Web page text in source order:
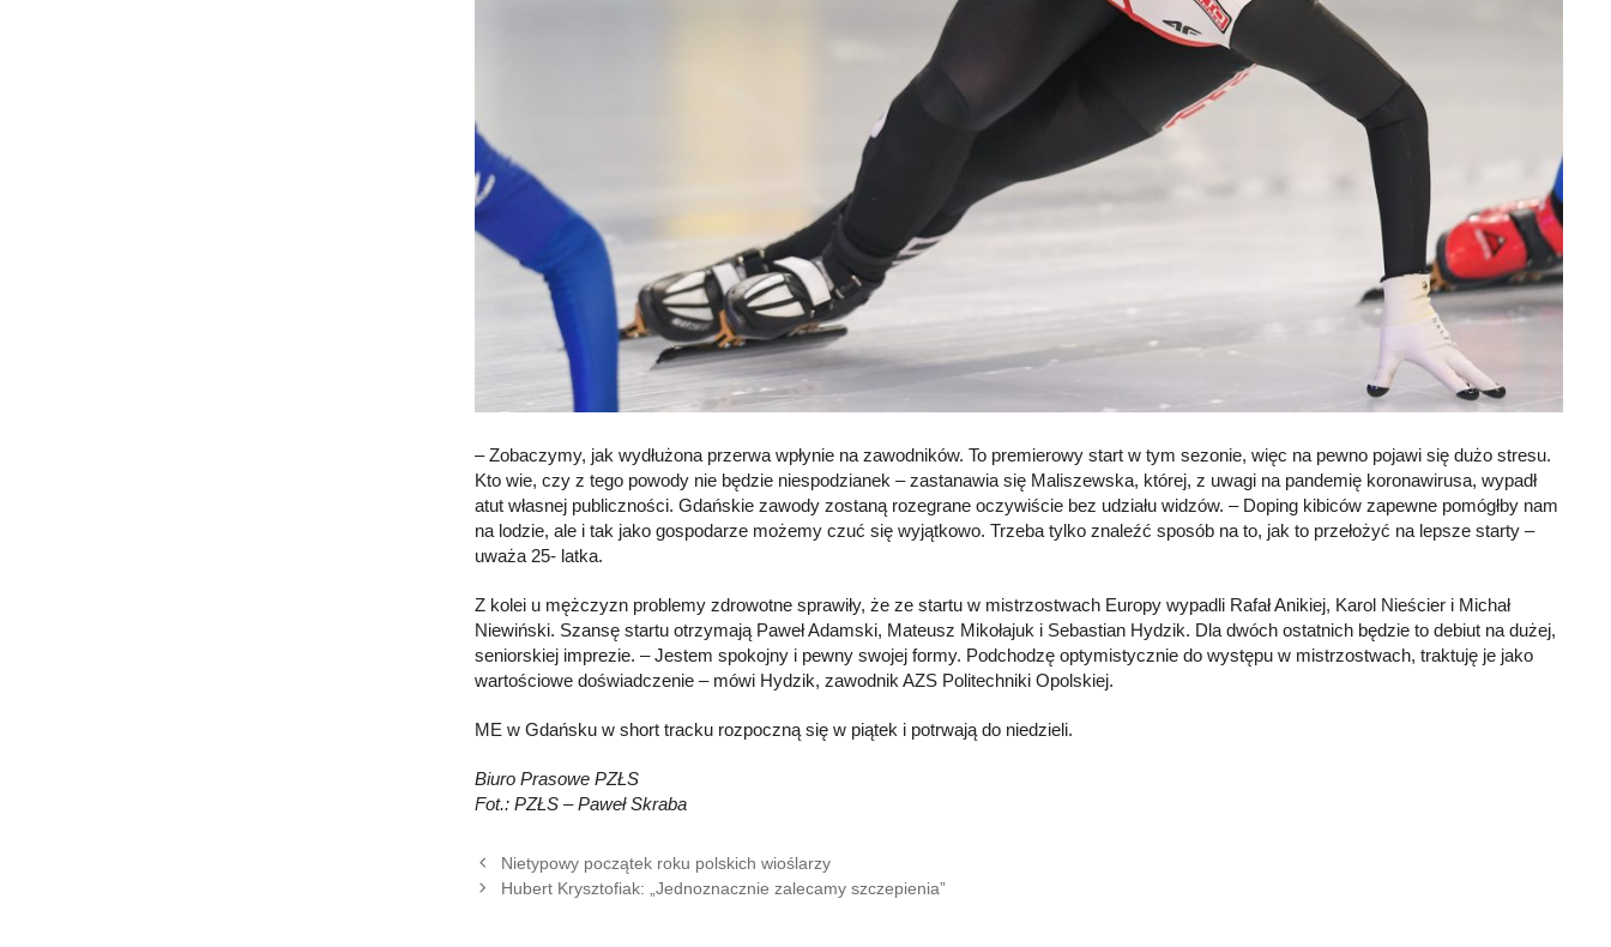
– Zobaczymy, jak wydłużona przerwa wpłynie na zawodników. To premierowy start w tym sezonie, więc na pewno pojawi się dużo stresu.
Kto wie, czy z tego powody nie będzie niespodzianek – zastanawia się Maliszewska, której, z uwagi na pandemię koronawirusa, wypadł
atut własnej publiczności. Gdańskie zawody zostaną rozegrane oczywiście bez udziału widzów. – Doping kibiców zapewne pomógłby nam
na lodzie, ale i tak jako gospodarze możemy czuć się wyjątkowo. Trzeba tylko znaleźć sposób na to, jak to przełożyć na lepsze starty –
uważa 25- latka.
Z kolei u mężczyzn problemy zdrowotne sprawiły, że ze startu w mistrzostwach Europy wypadli Rafał Anikiej, Karol Nieścier i Michał
Niewiński. Szansę startu otrzymają Paweł Adamski, Mateusz Mikołajuk i Sebastian Hydzik. Dla dwóch ostatnich będzie to debiut na dużej,
seniorskiej imprezie. – Jestem spokojny i pewny swojej formy. Podchodzę optymistycznie do występu w mistrzostwach, traktuję je jako
wartościowe doświadczenie – mówi Hydzik, zawodnik AZS Politechniki Opolskiej.
ME w Gdańsku w short tracku rozpoczną się w piątek i potrwają do niedzieli.
Biuro Prasowe PZŁS
Fot.: PZŁS – Paweł Skraba
Nietypowy początek roku polskich wioślarzy
Hubert Krysztofiak: „Jednoznacznie zalecamy szczepienia”